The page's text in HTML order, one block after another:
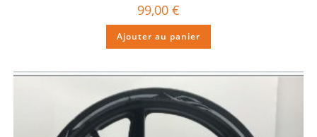
99,00 €
Ajouter au panier